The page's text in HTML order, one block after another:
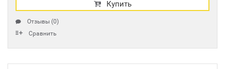
Купить
Отзывы (0)
Сравнить